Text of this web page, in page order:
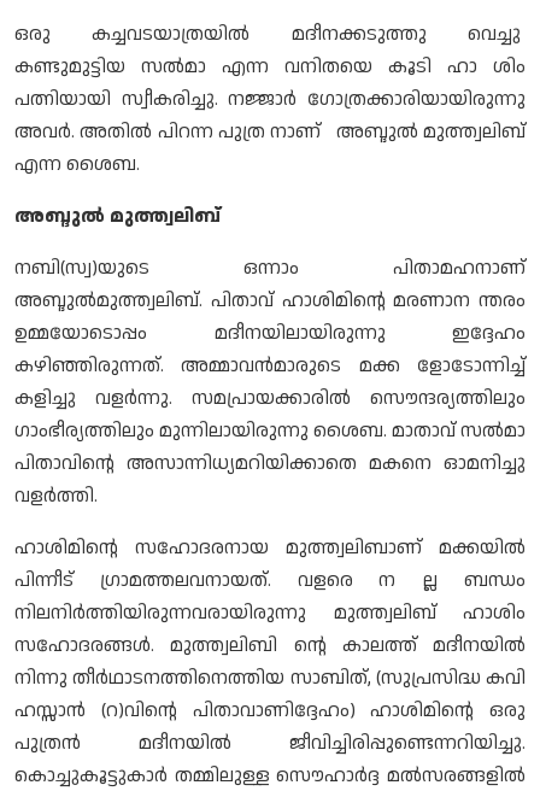
ഒരു കച്ചവടയാത്രയില്‍ മദീനക്കടുത്തു വെച്ചു
കണ്ടുമുട്ടിയ സല്‍മാ എന്ന വനിതയെ കൂടി ഹാ ശിം
പത്നിയായി സ്വീകരിച്ചു. നജ്ജാര്‍ ഗോത്രക്കാരിയായിരുന്നു
അവര്‍. അതില്‍ പിറന്ന പുത്ര നാണ് അബ്ദുല്‍ മുത്ത്വലിബ്
എന്ന ശൈബ.
അബ്ദുല്‍ മുത്ത്വലിബ്
നബി(സ്വ)യുടെ ഒന്നാം പിതാമഹനാണ്
അബ്ദുല്‍മുത്ത്വലിബ്. പിതാവ് ഹാശിമിന്റെ മരണാന ന്തരം
ഉമ്മയോടൊപ്പം മദീനയിലായിരുന്നു ഇദ്ദേഹം
കഴിഞ്ഞിരുന്നത്. അമ്മാവന്‍മാരുടെ മക്ക ളോടോന്നിച്ച്
കളിച്ചു വളര്‍ന്നു. സമപ്രായക്കാരില്‍ സൌന്ദര്യത്തിലും
ഗാംഭീര്യത്തിലും മുന്നിലായിരുന്നു ശൈബ. മാതാവ് സല്‍മാ
പിതാവിന്റെ അസാന്നിധ്യമറിയിക്കാതെ മകനെ ഓമനിച്ചു
വളര്‍ത്തി.
ഹാശിമിന്റെ സഹോദരനായ മുത്ത്വലിബാണ് മക്കയില്‍
പിന്നീട് ഗ്രാമത്തലവനായത്. വളരെ ന ല്ല ബന്ധം
നിലനിര്‍ത്തിയിരുന്നവരായിരുന്നു മുത്ത്വലിബ് ഹാശിം
സഹോദരങ്ങള്‍. മുത്ത്വലിബി ന്റെ കാലത്ത് മദീനയില്‍
നിന്നു തീര്‍ഥാടനത്തിനെത്തിയ സാബിത്, (സുപ്രസിദ്ധ കവി
ഹസ്സാന്‍ (റ)വിന്റെ പിതാവാണിദ്ദേഹം) ഹാശിമിന്റെ ഒരു
പുത്രന്‍ മദീനയില്‍ ജീവിച്ചിരിപ്പുണ്ടെന്നറിയിച്ചു.
കൊച്ചുകൂട്ടുകാര്‍ തമ്മിലുള്ള സൌഹാര്‍ദ്ദ മല്‍സരങ്ങളില്‍